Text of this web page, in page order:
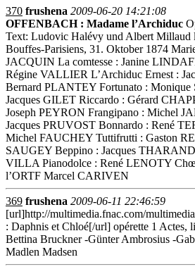
370 frushena 2009-06-20 14:21:08
OFFENBACH : Madame l’Archiduc
Text: Ludovic Halévy und Albert Millaud
Bouffes-Parisiens, 31. Oktober 1874
JACQUIN La comtesse : Janine
Régine VALLIER L’Archiduc Ernest :
Bernard PLANTEY Fortunato : Monique
Jacques GILET Riccardo : Gérard
Joseph PEYRON Frangipano : Michel
Jacques PRUVOST Bonnardo : René
Michel FAUCHEY Tuttifrutti : Gaston
SAUGEY Beppino : Jacques
VILLA Pianodolce : René LENOTY
l’ORTF Marcel CARIVEN
369 frushena 2009-06-11 22:46:59
[url]http://multimedia.fnac.com/
: Daphnis et Chloé[/url] opérette 1 Actes,
Bettina Bruckner -Günter Ambrosius -
Madlen Madsen